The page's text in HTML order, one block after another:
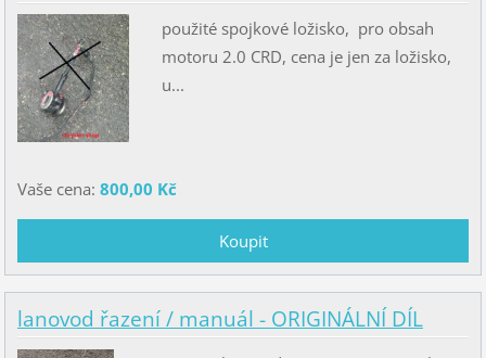
použité spojkové ložisko, pro obsah
motoru 2.0 CRD, cena je jen za ložisko,
u...
Vaše cena: 800,00 Kč
lanovod řazení / manuál - ORIGINÁLNÍ DÍL